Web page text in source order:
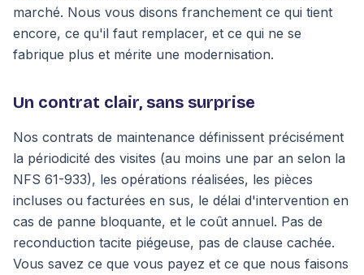
marché. Nous vous disons franchement ce qui tient
encore, ce qu'il faut remplacer, et ce qui ne se
fabrique plus et mérite une modernisation.
Un contrat clair, sans surprise
Nos contrats de maintenance définissent précisément
la périodicité des visites (au moins une par an selon la
NFS 61-933), les opérations réalisées, les pièces
incluses ou facturées en sus, le délai d'intervention en
cas de panne bloquante, et le coût annuel. Pas de
reconduction tacite piégeuse, pas de clause cachée.
Vous savez ce que vous payez et ce que nous faisons